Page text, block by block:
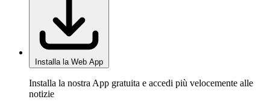
Installa la Web App
Installa la nostra App gratuita e accedi più velocemente alle
notizie